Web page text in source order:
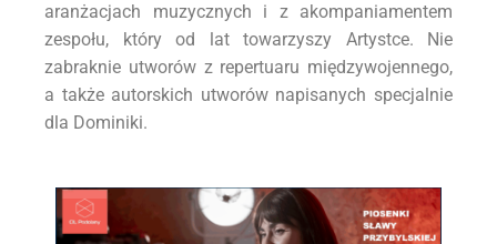
aranżacjach muzycznych i z akompaniamentem
zespołu, który od lat towarzyszy Artystce. Nie
zabraknie utworów z repertuaru międzywojennego,
a także autorskich utworów napisanych specjalnie
dla Dominiki.